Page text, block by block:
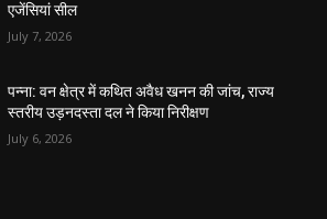
एजेंसियां सील
July 7, 2026
पन्ना: वन क्षेत्र में कथित अवैध खनन की जांच, राज्य
स्तरीय उड़नदस्ता दल ने किया निरीक्षण
July 6, 2026